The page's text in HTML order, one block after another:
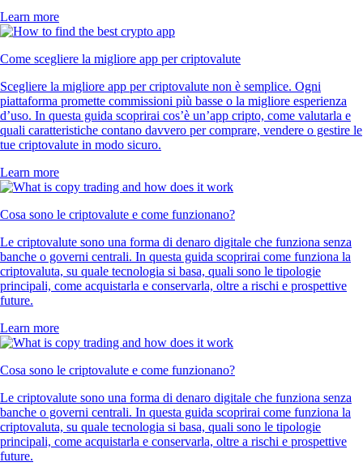
Learn more
Come scegliere la migliore app per criptovalute
Scegliere la migliore app per criptovalute non è semplice. Ogni
piattaforma promette commissioni più basse o la migliore esperienza
d’uso. In questa guida scoprirai cos’è un’app cripto, come valutarla e
quali caratteristiche contano davvero per comprare, vendere o gestire le
tue criptovalute in modo sicuro.
Learn more
Cosa sono le criptovalute e come funzionano?
Le criptovalute sono una forma di denaro digitale che funziona senza
banche o governi centrali. In questa guida scoprirai come funziona la
criptovaluta, su quale tecnologia si basa, quali sono le tipologie
principali, come acquistarla e conservarla, oltre a rischi e prospettive
future.
Learn more
Cosa sono le criptovalute e come funzionano?
Le criptovalute sono una forma di denaro digitale che funziona senza
banche o governi centrali. In questa guida scoprirai come funziona la
criptovaluta, su quale tecnologia si basa, quali sono le tipologie
principali, come acquistarla e conservarla, oltre a rischi e prospettive
future.